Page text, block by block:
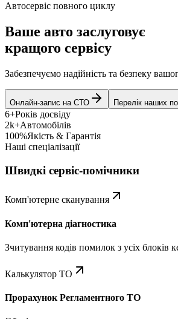
Автосервіс повного циклу
Ваше авто заслуговує
кращого сервісу
Забезпечуємо надійність та безпеку
Онлайн-запис на СТО Перелік наших
6+Років досвіду
2k+Автомобілів
100%Якість & Гарантія
Наші спеціалізації
Швидкі сервіс-помічники
Комп'ютерне сканування
Комп'ютерна діагностика
Зчитування кодів помилок з усіх
Калькулятор ТО
Прорахунок Регламентного ТО